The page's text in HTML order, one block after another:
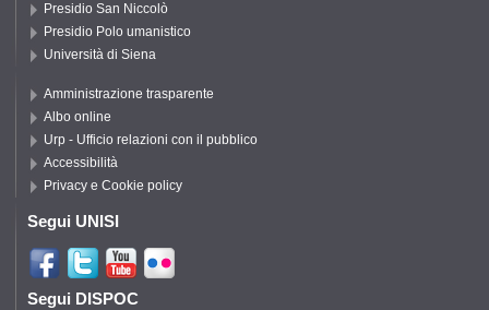
Presidio San Niccolò
Presidio Polo umanistico
Università di Siena
Amministrazione trasparente
Albo online
Urp - Ufficio relazioni con il pubblico
Accessibilità
Privacy e Cookie policy
Segui UNISI
Segui DISPOC